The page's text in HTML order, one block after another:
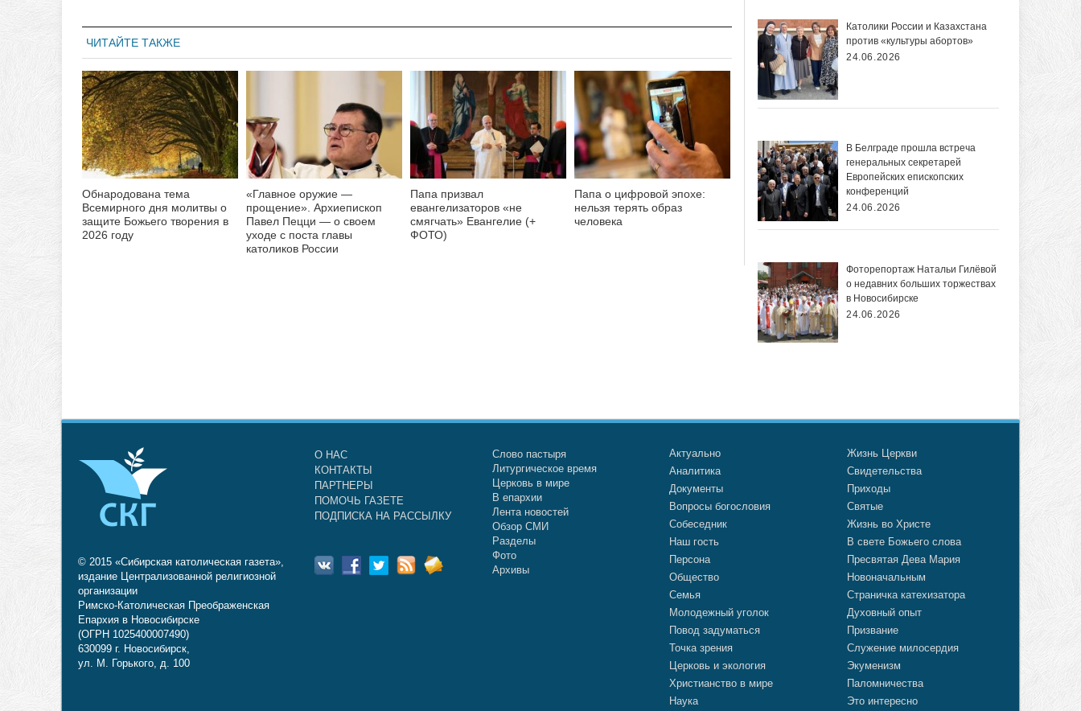
ЧИТАЙТЕ ТАКЖЕ
Обнародована тема
Всемирного дня молитвы о
защите Божьего творения в
2026 году
«Главное оружие —
прощение». Архиепископ
Павел Пецци — о своем
уходе с поста главы
католиков России
Папа призвал
евангелизаторов «не
смягчать» Евангелие (+
ФОТО)
Папа о цифровой эпохе:
нельзя терять образ
человека
Католики России и Казахстана
против «культуры абортов»
24.06.2026
В Белграде прошла встреча
генеральных секретарей
Европейских епископских
конференций
24.06.2026
Фоторепортаж Натальи Гилёвой
о недавних больших торжествах
в Новосибирске
24.06.2026
© 2015 «Сибирская католическая газета»,
издание Централизованной религиозной
организации
Римско-Католическая Преображенская
Епархия в Новосибирске
(ОГРН 1025400007490)
630099 г. Новосибирск,
ул. М. Горького, д. 100
О НАС
КОНТАКТЫ
ПАРТНЕРЫ
ПОМОЧЬ ГАЗЕТЕ
ПОДПИСКА НА РАССЫЛКУ
Слово пастыря
Литургическое время
Церковь в мире
В епархии
Лента новостей
Обзор СМИ
Разделы
Фото
Архивы
Актуально
Аналитика
Документы
Вопросы богословия
Собеседник
Наш гость
Персона
Общество
Семья
Молодежный уголок
Повод задуматься
Точка зрения
Церковь и экология
Христианство в мире
Наука
Жизнь Церкви
Свидетельства
Приходы
Святые
Жизнь во Христе
В свете Божьего слова
Пресвятая Дева Мария
Новоначальным
Страничка катехизатора
Духовный опыт
Призвание
Служение милосердия
Экуменизм
Паломничества
Это интересно